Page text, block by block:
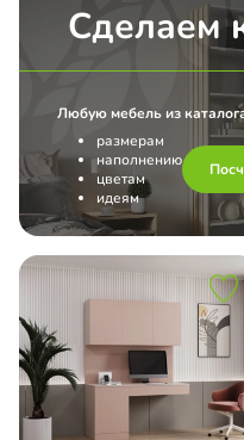
Сделаем
Любую мебель из
размерам
наполнению
цветам
идеям